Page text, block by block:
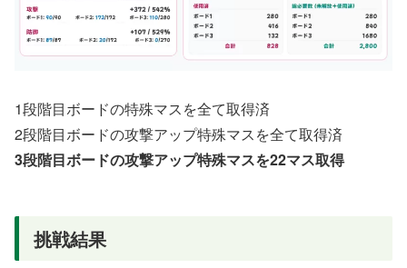
1段階目ボードの特殊マスを全て取得済
2段階目ボードの攻撃アップ特殊マスを全て取得済
3段階目ボードの攻撃アップ特殊マスを22マス取得
挑戦結果